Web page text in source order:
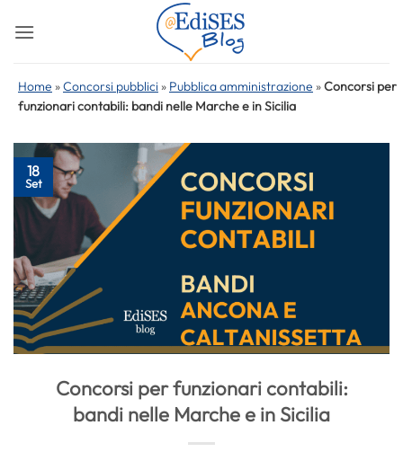
Home »Concorsi pubblici » Pubblica amministrazione »Concorsi per
funzionari contabili: bandi nelle Marche e in Sicilia
18
Set
Concorsi per funzionari contabili:
bandi nelle Marche e in Sicilia